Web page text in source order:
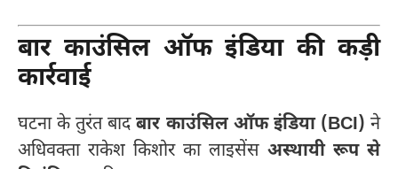
बार काउंसिल ऑफ इंडिया की कड़ी
कार्रवाई
घटना के तुरंत बादबार काउंसिल ऑफ इंडिया (BCI) ने
अधिवक्ता राकेश किशोर का लाइसेंस अस्थायी रूप से